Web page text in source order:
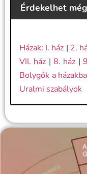
Érdekelhet
Házak: I. ház | 2.
VII. ház |8. ház |
Bolygók a
Uralmi szabályok